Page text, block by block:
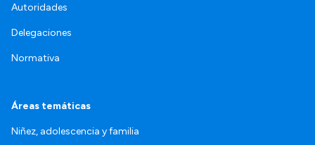
Autoridades
Delegaciones
Normativa
Áreas temáticas
Niñez, adolescencia y familia